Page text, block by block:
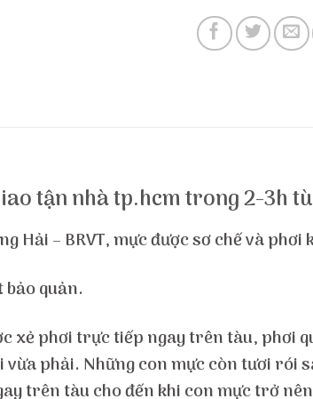
tận nhà tp.hcm trong 2-3h
Hải – BRVT, mực được sơ chế và
quản.
xẻ phơi trực tiếp ngay trên tàu, phơi
phải. Những con mực còn tươi rói
trên tàu cho đến khi con mực trở